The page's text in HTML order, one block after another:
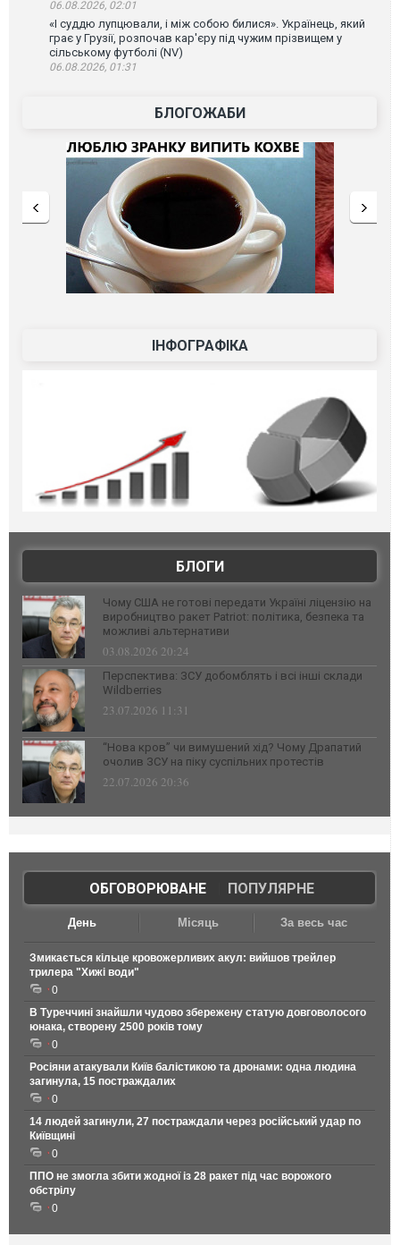
06.08.2026, 02:01
«І суддю лупцювали, і між собою билися». Українець, який
грає у Грузії, розпочав кар'єру під чужим прізвищем у
сільському футболі (NV)
06.08.2026, 01:31
БЛОГОЖАБИ
ІНФОГРАФІКА
БЛОГИ
Чому США не готові передати Україні ліцензію на
виробництво ракет Patriot: політика, безпека та
можливі альтернативи
03.08.2026 20:24
Перспектива: ЗСУ добомблять і всі інші склади
Wildberries
23.07.2026 11:31
“Нова кров” чи вимушений хід? Чому Драпатий
очолив ЗСУ на піку суспільних протестів
22.07.2026 20:36
ОБГОВОРЮВАНЕ| ПОПУЛЯРНЕ
День Місяць За весь час
Змикається кільце кровожерливих акул: вийшов трейлер
трилера "Хижі води"
0
В Туреччині знайшли чудово збережену статую довговолосого
юнака, створену 2500 років тому
0
Росіяни атакували Київ балістикою та дронами: одна людина
загинула, 15 постраждалих
0
14 людей загинули, 27 постраждали через російський удар по
Київщині
0
ППО не змогла збити жодної із 28 ракет під час ворожого
обстрілу
0